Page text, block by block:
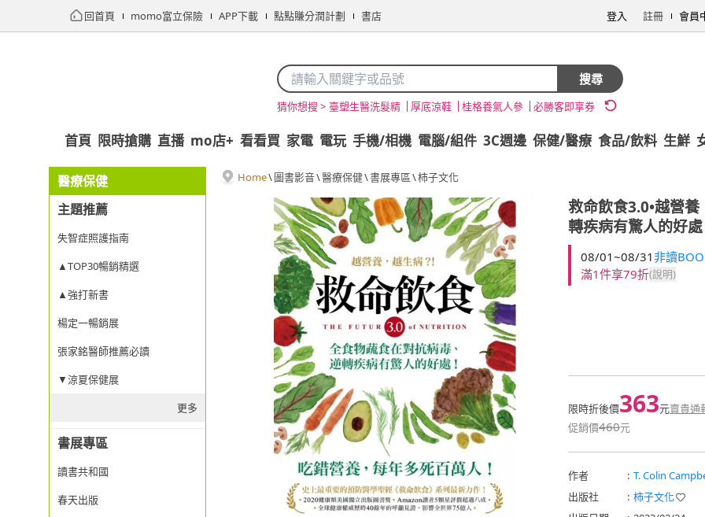
回首頁 momo富立保險 APP下載 點點賺分潤計劃 書店 登入 註冊 會員
搜尋
猜你想搜 > 臺塑生醫洗髮精 厚底涼鞋 桂格養氣人參 必勝客即享券
首頁 限時搶購 直播 mo店+ 看看買 家電 電玩 手機/相機 電腦/組件 3C週邊 保健/醫療 食品/飲料 生鮮
醫療保健
主題推薦
失智症照護指南
▲TOP30暢銷精選
▲強打新書
楊定一暢銷展
張家銘醫師推薦必讀
▼涼夏保健展
更多
書展專區
讀書共和國
春天出版
Home\圖書影音\醫療保健\書展專區\柿子文化
救命飲食3.0•越營
轉疾病有驚人的好處
08/01~08/31非讀
滿1件享79折(說明)
限時折後價363元賣貴通
促銷價460元
作者 : T. Colin
出版社
: 柿子文化